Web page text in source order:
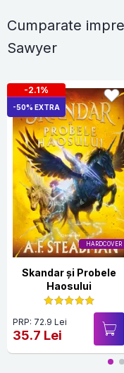
Cumparate
Sawyer
HARDCOVER
-2.1%
-50% EXTRA
Skandar și Probele
Haosului
PRP: 72.9 Lei
35.7 Lei